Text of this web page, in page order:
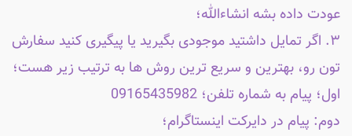
عودت داده بشه انشاءالله؛
۳. اگر تمایل داشتید موجودی بگیرید یا پیگیری کنید سفارش
تون رو، بهترین و سریع ترین روش ها به ترتیب زیر هست؛
اول؛ پیام به شماره تلفن؛ 09165435982
دوم: پیام در دایرکت اینستاگرام؛